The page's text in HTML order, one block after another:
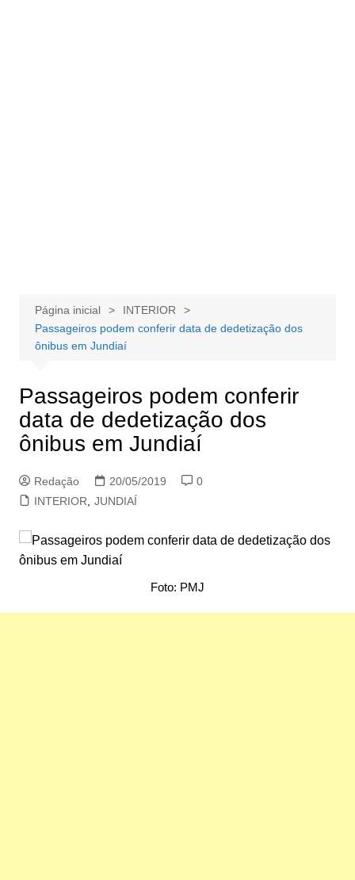
Página inicial
INTERIOR
Passageiros podem conferir data de dedetização dos
ônibus em Jundiaí
Passageiros podem conferir
data de dedetização dos
ônibus em Jundiaí
Redação 20/05/2019
0
INTERIOR
JUNDIAÍ
Foto: PMJ